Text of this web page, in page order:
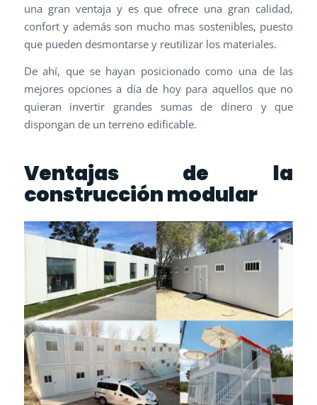
una gran ventaja y es que ofrece una gran calidad,
confort y además son mucho mas sostenibles, puesto
que pueden desmontarse y reutilizar los materiales.
De ahí, que se hayan posicionado como una de las
mejores opciones a día de hoy para aquellos que no
quieran invertir grandes sumas de dinero y que
dispongan de un terreno edificable.
Ventajas de la
construcción modular